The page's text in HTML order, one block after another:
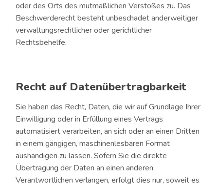
oder des Orts des mutmaßlichen Verstoßes zu. Das
Beschwerderecht besteht unbeschadet anderweitiger
verwaltungsrechtlicher oder gerichtlicher
Rechtsbehelfe.
Recht auf Datenübertragbarkeit
Sie haben das Recht, Daten, die wir auf Grundlage Ihrer
Einwilligung oder in Erfüllung eines Vertrags
automatisiert verarbeiten, an sich oder an einen Dritten
in einem gängigen, maschinenlesbaren Format
aushändigen zu lassen. Sofern Sie die direkte
Übertragung der Daten an einen anderen
Verantwortlichen verlangen, erfolgt dies nur, soweit es